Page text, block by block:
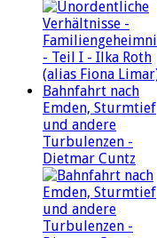
Bahnfahrt nach
Emden, Sturmtief
und andere
Turbulenzen -
Dietmar Cuntz